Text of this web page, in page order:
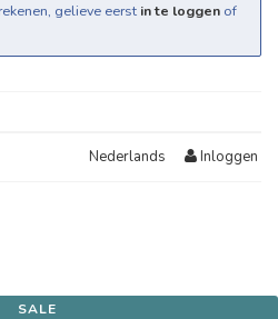
gelieve eerst in te loggen of
Nederlands Inloggen
SALE